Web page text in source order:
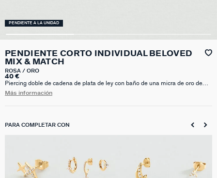
PENDIENTE A LA UNIDAD
PENDIENTE CORTO INDIVIDUAL BELOVED
MIX & MATCH
ROSA / ORO
40 €
Piercing doble de cadena de plata de ley con baño de una micra de oro de
18k. Difícil elegir si turquesa o rosa, ¿verdad? Nuestros Mix & Match se
Más información
PARA COMPLETAR CON